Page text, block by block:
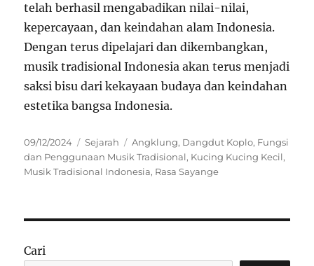
telah berhasil mengabadikan nilai-nilai,
kepercayaan, dan keindahan alam Indonesia.
Dengan terus dipelajari dan dikembangkan,
musik tradisional Indonesia akan terus menjadi
saksi bisu dari kekayaan budaya dan keindahan
estetika bangsa Indonesia.
Posted
on
09/12/2024 Categories
Sejarah Tags
Angklung, Dangdut Koplo, Fungsi
dan Penggunaan Musik Tradisional, Kucing Kucing Kecil,
Musik Tradisional Indonesia, Rasa Sayange
Cari